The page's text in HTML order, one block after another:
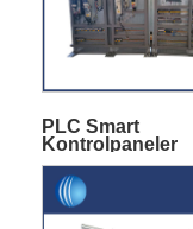
PLC Smart
Kontrolpaneler